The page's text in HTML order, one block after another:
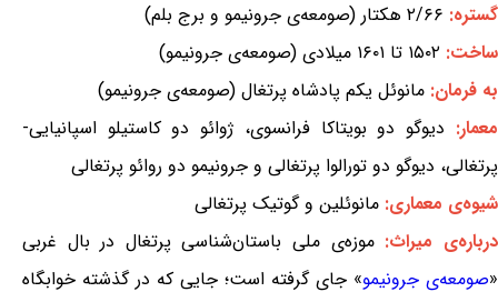
گستره: ۲/۶۶ هکتار (صومعه‌ی جرونیمو و برج بلم)
ساخت: ۱۵۰۲ تا ۱۶۰۱ میلادی (صومعه‌ی جرونیمو)
به فرمان: مانوئل یکم پادشاه پرتغال (صومعه‌ی جرونیمو)
معمار: دیوگو دو بویتاکا فرانسوی، ژوائو دو کاستیلو اسپانیایی-
پرتغالی، دیوگو دو تورالوا پرتغالی و جرونیمو دو روائو پرتغالی
شیوه‌ی معماری: مانوئلین و گوتیک پرتغالی
درباره‌ی میراث:موزه‌ی ملی باستان‌شناسی پرتغال در بال غربی
«صومعه‌ی جرونیمو» جای گرفته است؛ جایی که در گذشته خوابگاه